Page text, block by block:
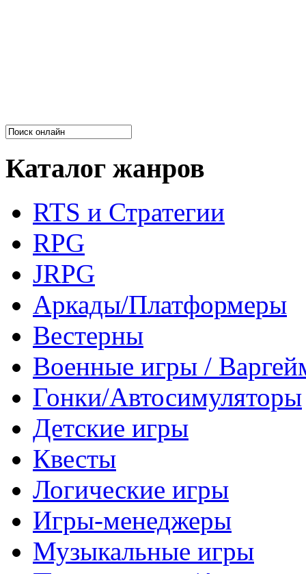
Каталог жанров
RTS и Стратегии
RPG
JRPG
Аркады/Платформеры
Вестерны
Военные игры /
Гонки/Автосимуляторы
Детские игры
Квесты
Логические игры
Игры-менеджеры
Музыкальные игры